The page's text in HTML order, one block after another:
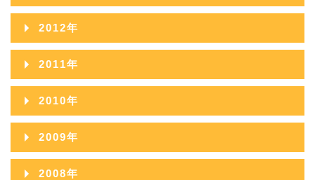
2015年10月
2015年09月
2015年08月
2015年07月
2015年06月
2015年05月
2014年11月
2014年10月
2014年09月
2014年08月
2014年07月
2014年06月
2013年12月
2013年11月
2013年10月
2013年09月
2013年08月
2013年07月
2012年
2012年12月
2012年11月
2012年10月
2012年09月
2012年08月
2011年
2011年12月
2011年11月
2011年10月
2010年
2010年12月
2010年11月
2009年
2009年12月
2008年